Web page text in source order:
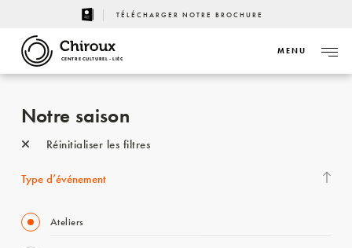
TÉLÉCHARGER NOTRE BROCHURE
CENTRE CULTUREL - LIÈGE
MENU
Notre saison
Réinitialiser les filtres
Type d’événement
Ateliers